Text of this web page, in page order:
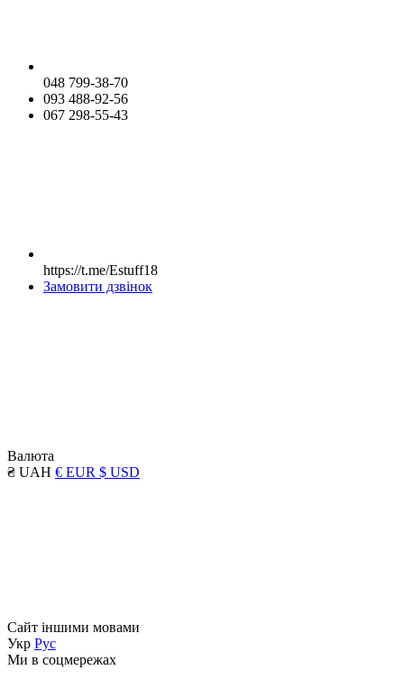
048 799-38-70
093 488-92-56
067 298-55-43
https://t.me/Estuff18
Замовити дзвінок
Валюта
₴ UAH € EUR $ USD
Сайт іншими мовами
Укр Рус
Ми в соцмережах